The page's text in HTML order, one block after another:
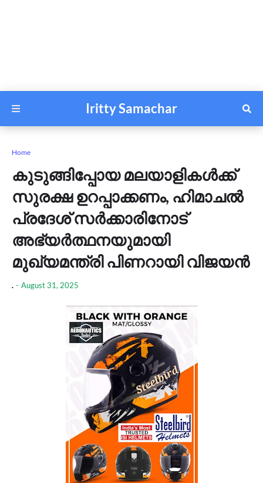
Iritty Samachar
Home
കുടുങ്ങിപ്പോയ മലയാളികൾക്ക്
സുരക്ഷ ഉറപ്പാക്കണം, ഹിമാചൽ
പ്രദേശ് സർക്കാരിനോട്
അഭ്യർത്ഥനയുമായി
മുഖ്യമന്ത്രി പിണറായി വിജയൻ
. - August 31, 2025